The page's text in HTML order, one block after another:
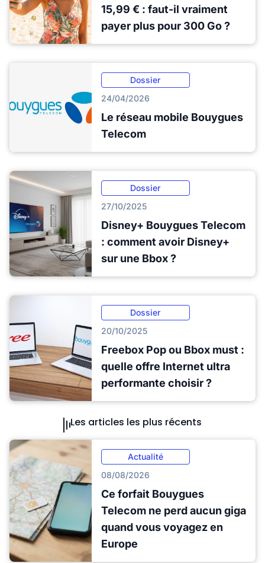
15,99 € : faut-il vraiment
payer plus pour 300 Go ?
Dossier
24/04/2026
Le réseau mobile Bouygues
Telecom
Dossier
27/10/2025
Disney+ Bouygues Telecom
: comment avoir Disney+
sur une Bbox ?
Dossier
20/10/2025
Freebox Pop ou Bbox must :
quelle offre Internet ultra
performante choisir ?
Les articles les plus récents
Actualité
08/08/2026
Ce forfait Bouygues
Telecom ne perd aucun giga
quand vous voyagez en
Europe